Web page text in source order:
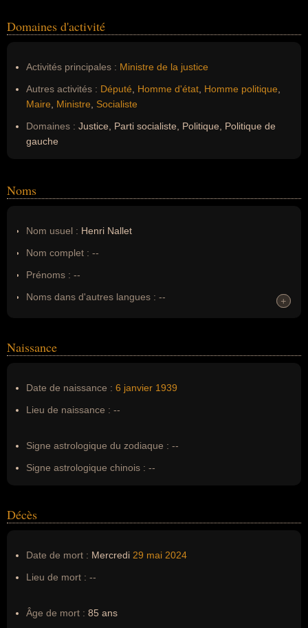
Domaines d'activité
Activités principales : Ministre de la justice
Autres activités : Député Homme d'état Homme politique
Maire
Ministre
Socialiste
Domaines : Justice, Parti socialiste, Politique, Politique de
gauche
Noms
Nom usuel : Henri Nallet
Nom complet : --
Prénoms : --
Noms dans d'autres langues : --
Nom de famille :--
+
+
Naissance
Date de naissance : 6 janvier 1939
Lieu de naissance : --
Signe astrologique du zodiaque : --
Signe astrologique chinois : --
Décès
Date de mort : Mercredi 29 mai 2024
Lieu de mort : --
Âge de mort : 85 ans